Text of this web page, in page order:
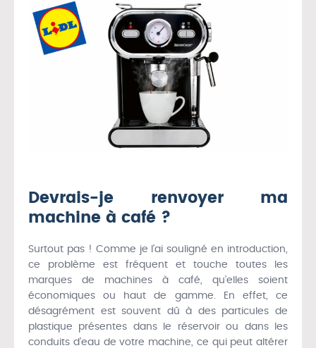
Devrais-je renvoyer ma
machine à café ?
Surtout pas ! Comme je l’ai souligné en introduction,
ce problème est fréquent et touche toutes les
marques de machines à café, qu’elles soient
économiques ou haut de gamme. En effet, ce
désagrément est souvent dû à des particules de
plastique présentes dans le réservoir ou dans les
conduits d’eau de votre machine, ce qui peut altérer